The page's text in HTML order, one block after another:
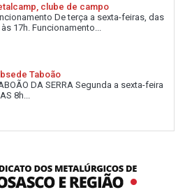
clube de campo
De terça a sexta-feiras, das
às 17h. Funcionamento...
Taboão
DA SERRA Segunda a sexta-feira
8h...